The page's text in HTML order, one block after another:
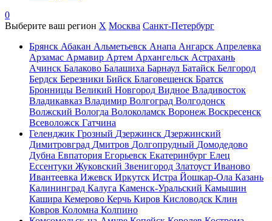
0
Выберите ваш регион X Москва Санкт-Петербург
Брянск Абакан Альметьевск Анапа Ангарск Апрелевка
Арзамас Армавир Артем Архангельск Астрахань
Ачинск Балаково Балашиха Барнаул Батайск Белгород
Бердск Березники Бийск Благовещенск Братск
Бронницы Великий Новгород Видное Владивосток
Владикавказ Владимир Волгоград Волгодонск
Волжский Вологда Волоколамск Воронеж Воскресенск
Всеволожск Гатчина
Геленджик Грозный Дзержинск Дзержинский
Димитровград Дмитров Долгопрудный Домодедово
Дубна Евпатория Егорьевск Екатеринбург Елец
Ессентуки Жуковский Звенигород Златоуст Иваново
Ивантеевка Ижевск Иркутск Истра Йошкар-Ола Казань
Калининград Калуга Каменск-Уральский Камышин
Кашира Кемерово Керчь Киров Кисловодск Клин
Ковров Коломна Колпино